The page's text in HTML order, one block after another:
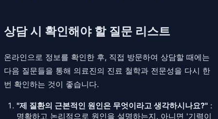
상담 시 확인해야 할 질문 리스트
온라인으로 정보를 확인한 후, 직접 방문하여 상담할 때에는
다음 질문들을 통해 의료진의 진료 철학과 전문성을 다시 한
번 확인하는 것이 좋습니다.
"제 질환의 근본적인 원인은 무엇이라고 생각하시나요?" :
명확하고 논리적으로 원인을 설명하는지, 아니면 '기력이